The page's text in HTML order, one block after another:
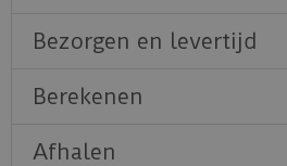
Bezorgen en levertijd
Berekenen
Afhalen